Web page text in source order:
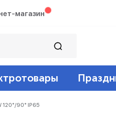
магазин
лампы филамент
освещение12v
белт-лайт
120°/90° IP65